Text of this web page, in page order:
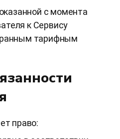
с момента
к Сервису
тарифным
право: